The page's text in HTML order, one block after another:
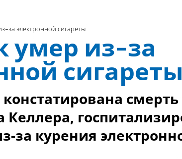
за электронной сигареты
умер из-за
сигареты
смерть
за курения